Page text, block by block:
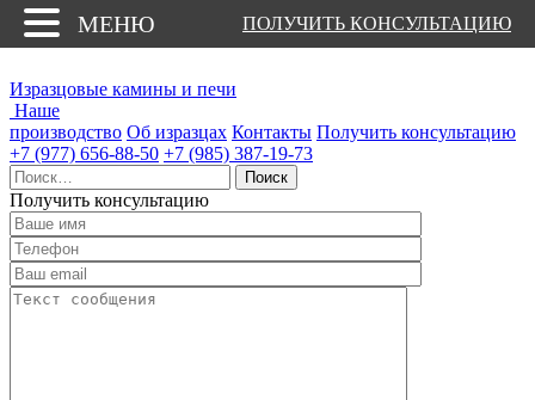
Изразцовые камины и печи
Наше
производство Об изразцах Контакты Получить консультацию
+7 (977) 656-88-50 +7 (985) 387-19-73
Найти:
Получить консультацию
МЕНЮ ПОЛУЧИТЬ КОНСУЛЬТАЦИЮ